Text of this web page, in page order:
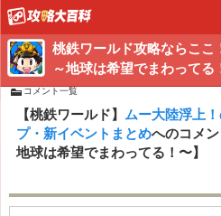
桃鉄ワールド攻略ならここ
～地球は希望でまわってる
コメント一覧
【桃鉄ワールド】 ムー大陸浮上
プ・新イベントまとめへのコメ
地球は希望でまわってる！〜】